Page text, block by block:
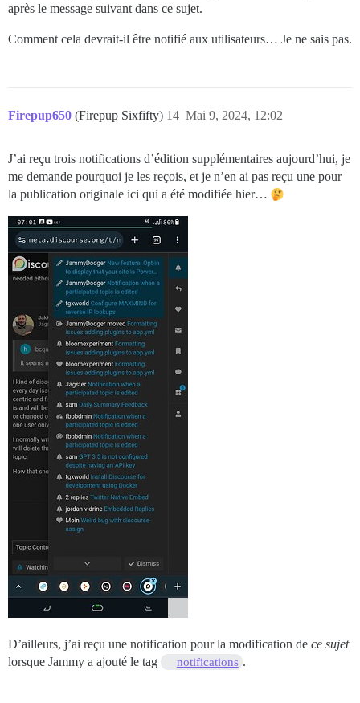
après le message suivant dans ce sujet.
Comment cela devrait-il être notifié aux utilisateurs… Je ne sais pas.
Firepup650 (Firepup Sixfifty) Mai 9, 2024, 12:02
14
J’ai reçu trois notifications d’édition supplémentaires aujourd’hui, je
me demande pourquoi je les reçois, et je n’en ai pas reçu une pour
la publication originale ici qui a été modifiée hier…
D’ailleurs, j’ai reçu une notification pour la modification de ce sujet
lorsque Jammy a ajouté le tag
notifications .